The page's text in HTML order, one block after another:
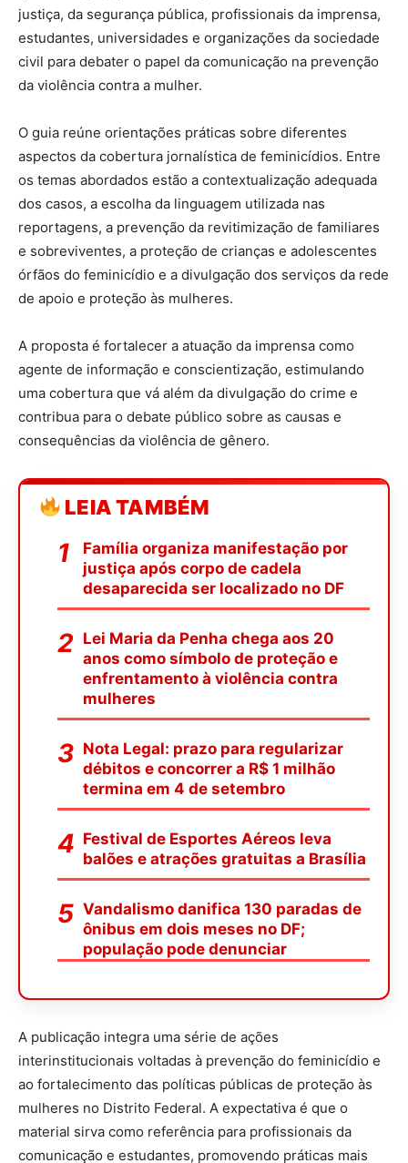
justiça, da segurança pública, profissionais da imprensa,
estudantes, universidades e organizações da sociedade
civil para debater o papel da comunicação na prevenção
da violência contra a mulher.
O guia reúne orientações práticas sobre diferentes
aspectos da cobertura jornalística de feminicídios. Entre
os temas abordados estão a contextualização adequada
dos casos, a escolha da linguagem utilizada nas
reportagens, a prevenção da revitimização de familiares
e sobreviventes, a proteção de crianças e adolescentes
órfãos do feminicídio e a divulgação dos serviços da rede
de apoio e proteção às mulheres.
A proposta é fortalecer a atuação da imprensa como
agente de informação e conscientização, estimulando
uma cobertura que vá além da divulgação do crime e
contribua para o debate público sobre as causas e
consequências da violência de gênero.
LEIA TAMBÉM
Família organiza manifestação por
justiça após corpo de cadela
desaparecida ser localizado no DF
Lei Maria da Penha chega aos 20
anos como símbolo de proteção e
enfrentamento à violência contra
mulheres
Nota Legal: prazo para regularizar
débitos e concorrer a R$ 1 milhão
termina em 4 de setembro
Festival de Esportes Aéreos leva
balões e atrações gratuitas a Brasília
Vandalismo danifica 130 paradas de
ônibus em dois meses no DF;
população pode denunciar
A publicação integra uma série de ações
interinstitucionais voltadas à prevenção do feminicídio e
ao fortalecimento das políticas públicas de proteção às
mulheres no Distrito Federal. A expectativa é que o
material sirva como referência para profissionais da
comunicação e estudantes, promovendo práticas mais